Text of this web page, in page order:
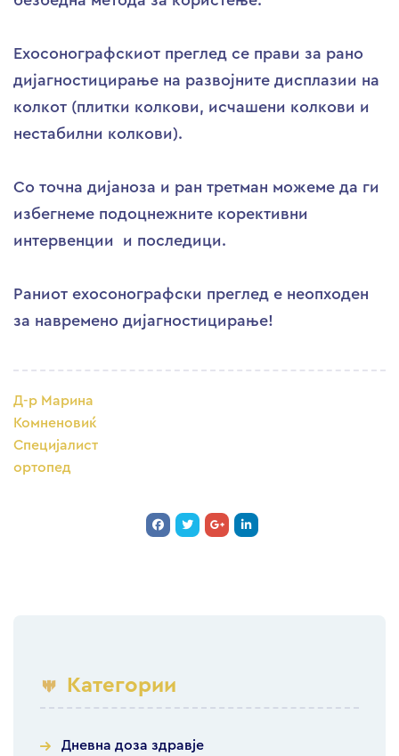
Ехосонографскиот преглед се прави за рано
дијагностицирање на развојните дисплазии на
колкот (плитки колкови, исчашени колкови и
нестабилни колкови).
Со точна дијаноза и ран третман можеме да ги
избегнеме подоцнежните корективни
интервенции и последици.
Раниот ехосонографски преглед е неопходен
за навремено дијагностицирање!
Д-р Марина
Комненовиќ
Специјалист
ортопед
Категории
Дневна доза здравје